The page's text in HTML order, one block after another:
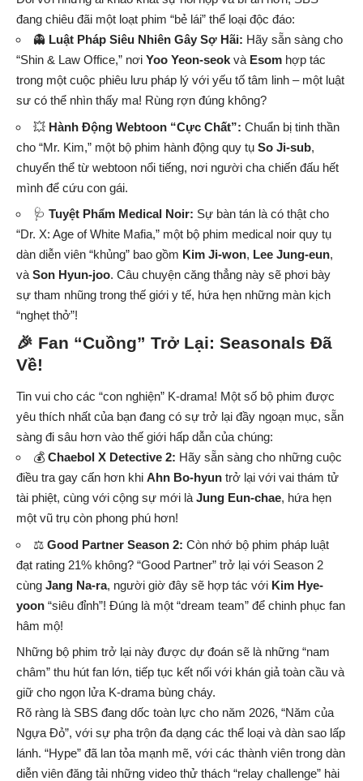
đang chiêu đãi một loạt phim “bẻ lái” thể loại độc đáo:
👻 Luật Pháp Siêu Nhiên Gây Sợ Hãi: Hãy sẵn sàng cho
“Shin & Law Office,” nơi Yoo Yeon-seok và Esom hợp tác
trong một cuộc phiêu lưu pháp lý với yếu tố tâm linh – một luật
sư có thể nhìn thấy ma! Rùng rợn đúng không?
💥 Hành Động Webtoon “Cực Chất”: Chuẩn bị tinh thần
cho “Mr. Kim,” một bộ phim hành động quy tụ So Ji-sub,
chuyển thể từ webtoon nổi tiếng, nơi người cha chiến đấu hết
mình để cứu con gái.
🩺 Tuyệt Phẩm Medical Noir: Sự bàn tán là có thật cho
“Dr. X: Age of White Mafia,” một bộ phim medical noir quy tụ
dàn diễn viên “khủng” bao gồm Kim Ji-won, Lee Jung-eun,
và Son Hyun-joo. Câu chuyện căng thẳng này sẽ phơi bày
sự tham nhũng trong thế giới y tế, hứa hẹn những màn kịch
“nghẹt thở”!
🎉 Fan “Cuồng” Trở Lại: Seasonals Đã
Về!
Tin vui cho các “con nghiện” K-drama! Một số bộ phim được
yêu thích nhất của bạn đang có sự trở lại đầy ngoạn mục, sẵn
sàng đi sâu hơn vào thế giới hấp dẫn của chúng:
💰 Chaebol X Detective 2: Hãy sẵn sàng cho những cuộc
điều tra gay cấn hơn khi Ahn Bo-hyun trở lại với vai thám tử
tài phiệt, cùng với cộng sự mới là Jung Eun-chae, hứa hẹn
một vũ trụ còn phong phú hơn!
⚖️ Good Partner Season 2: Còn nhớ bộ phim pháp luật
đạt rating 21% không? “Good Partner” trở lại với Season 2
cùng Jang Na-ra, người giờ đây sẽ hợp tác với Kim Hye-
yoon “siêu đỉnh”! Đúng là một “dream team” để chinh phục fan
hâm mộ!
Những bộ phim trở lại này được dự đoán sẽ là những “nam
châm” thu hút fan lớn, tiếp tục kết nối với khán giả toàn cầu và
giữ cho ngọn lửa K-drama bùng cháy.
Rõ ràng là SBS đang dốc toàn lực cho năm 2026, “Năm của
Ngựa Đỏ”, với sự pha trộn đa dạng các thể loại và dàn sao lấp
lánh. “Hype” đã lan tỏa mạnh mẽ, với các thành viên trong dàn
diễn viên đăng tải những video thử thách “relay challenge” hài